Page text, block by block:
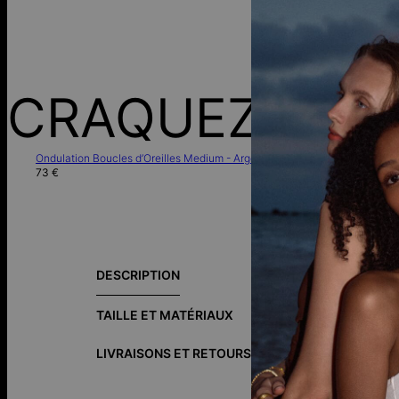
CRAQUEZ
Ondulation Boucles d’Oreilles Medium - Argent
73 €
DESCRIPTION
TAILLE ET MATÉRIAUX
LIVRAISONS ET RETOURS
Notice de
Découvrez
forme de
Argent
l'argent 925